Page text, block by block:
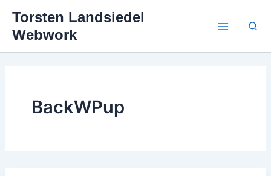
Inhalt
springen
Torsten Landsiedel
Webwork
BackWPup